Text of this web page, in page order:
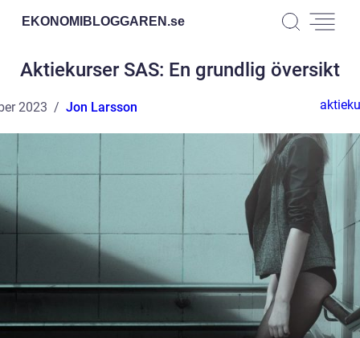
EKONOMIBLOGGAREN.se
Aktiekurser SAS: En grundlig översikt
2023 Jon Larsson